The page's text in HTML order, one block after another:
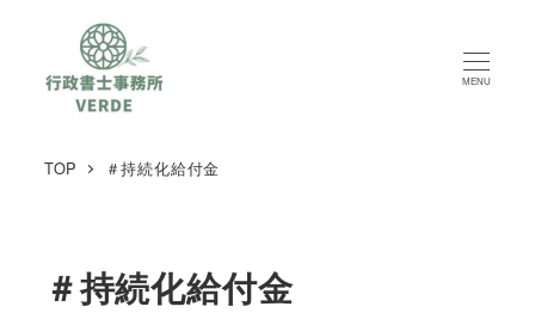
MENU
TOP ＃持続化給付金
＃持続化給付金